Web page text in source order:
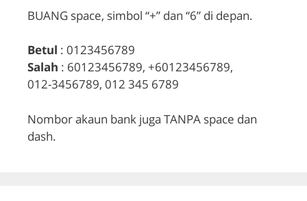
BUANG space, simbol “+” dan “6” di depan.
Betul : 0123456789
Salah : 60123456789, +60123456789,
012-3456789, 012 345 6789
Nombor akaun bank juga TANPA space dan
dash.